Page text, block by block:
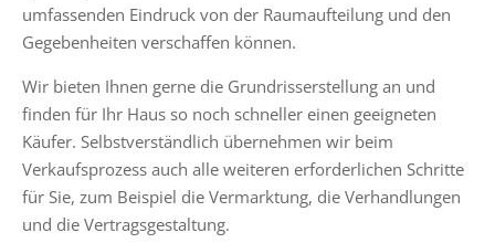
umfassenden Eindruck von der Raumaufteilung und den
Gegebenheiten verschaffen können.
Wir bieten Ihnen gerne die Grundrisserstellung an und
finden für Ihr Haus so noch schneller einen geeigneten
Käufer. Selbstverständlich übernehmen wir beim
Verkaufsprozess auch alle weiteren erforderlichen Schritte
für Sie, zum Beispiel die Vermarktung, die Verhandlungen
und die Vertragsgestaltung.